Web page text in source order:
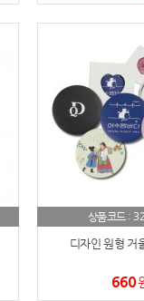
상품코드 :
디자인 원형 거
660